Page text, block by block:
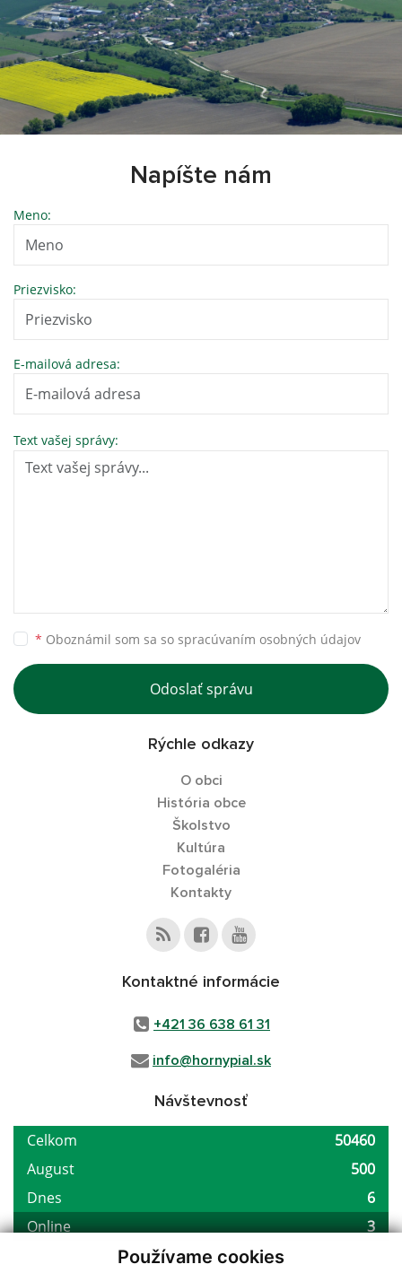
Používame cookies
Napíšte nám
Meno:
Priezvisko:
E-mailová adresa:
Text vašej správy:
* Oboznámil som sa so spracúvaním osobných údajov
Odoslať správu
Rýchle odkazy
O obci
História obce
Školstvo
Kultúra
Fotogaléria
Kontakty
Kontaktné informácie
+421 36 638 61 31
info@hornypial.sk
Návštevnosť